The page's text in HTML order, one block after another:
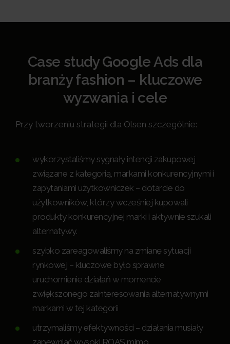
Case study Google Ads dla
branży fashion – kluczowe
wyzwania i cele
Przy tworzeniu strategii dla Olsen szczególnie:
wykorzystaliśmy sygnały intencji zakupowej
związane z kategorią, markami konkurencyjnymi i
zapytaniami użytkowniczek – dotarcie do
użytkowników, którzy wcześniej kupowali
produkty konkurencyjnej marki i aktywnie szukali
alternatywy.
szybko zareagowaliśmy na zmianę sytuacji
rynkowej – kluczowe było sprawne
uruchomienie działań w momencie
zwiększonego zainteresowania alternatywnymi
markami w tej kategorii
utrzymaliśmy efektywności – działania musiały
zapewniać wysoki ROAS mimo